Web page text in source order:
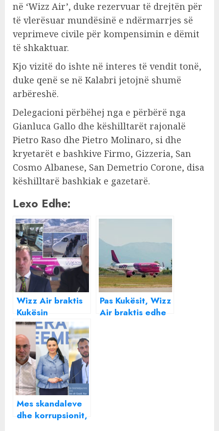
në ‘Wizz Air’, duke rezervuar të drejtën për
të vlerësuar mundësinë e ndërmarrjes së
veprimeve civile për kompensimin e dëmit
të shkaktuar.
Kjo vizitë do ishte në interes të vendit tonë,
duke qenë se në Kalabri jetojnë shumë
arbëreshë.
Delegacioni përbëhej nga e përbërë nga
Gianluca Gallo dhe këshilltarët rajonalë
Pietro Raso dhe Pietro Molinaro, si dhe
kryetarët e bashkive Firmo, Gizzeria, San
Cosmo Albanese, San Demetrio Corone, disa
këshilltarë bashkiak e gazetarë.
Lexo Edhe:
Wizz Air braktis
Kukësin
Pas Kukësit, Wizz
Air braktis edhe
Mes skandaleve
dhe korrupsionit,